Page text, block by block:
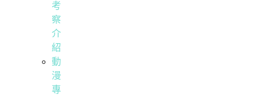
考
察
介
紹
動
漫
專